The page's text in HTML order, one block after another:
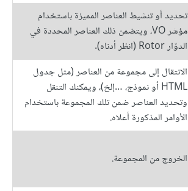
تحديد أو تنشيط العناصر المميزة باستخدام
مؤشر VO، ويتضمن ذلك العناصر المحددة في
الدوّار Rotor (انظر أدناه).
الانتقال إلى مجموعة من العناصر (مثل جدول
HTML أو نموذج، …إلخ)، ويمكنك التنقل
وتحديد العناصر ضمن تلك المجموعة باستخدام
الأوامر المذكورة أعلاه.
الخروج من المجموعة.